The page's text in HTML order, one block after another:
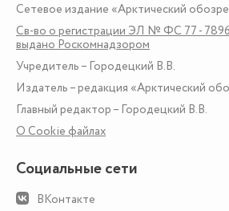
Сетевое издание «Арктический
Св-во о регистрации ЭЛ № ФС 77 -
выдано Роскомнадзором
Учредитель – Городецкий В.В.
Издатель – редакция «Арктический
Главный редактор – Городецкий В.В.
О Сookie файлах
Социальные сети
ВКонтакте